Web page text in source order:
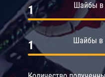
Шайбы в
1
Шайбы в
1